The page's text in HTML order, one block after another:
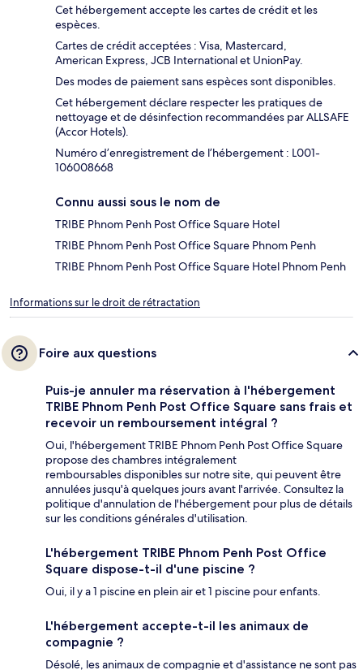
Cet hébergement accepte les cartes de crédit et les
espèces.
Cartes de crédit acceptées : Visa, Mastercard,
American Express, JCB International et UnionPay.
Des modes de paiement sans espèces sont disponibles.
Cet hébergement déclare respecter les pratiques de
nettoyage et de désinfection recommandées par ALLSAFE
(Accor Hotels).
Numéro d’enregistrement de l’hébergement : L001-
106008668
Connu aussi sous le nom de
TRIBE Phnom Penh Post Office Square Hotel
TRIBE Phnom Penh Post Office Square Phnom Penh
TRIBE Phnom Penh Post Office Square Hotel Phnom Penh
Informations sur le droit de rétractation
Foire aux questions
Puis-je annuler ma réservation à l'hébergement
TRIBE Phnom Penh Post Office Square sans frais et
recevoir un remboursement intégral ?
Oui, l'hébergement TRIBE Phnom Penh Post Office Square
propose des chambres intégralement
remboursables disponibles sur notre site, qui peuvent être
annulées jusqu'à quelques jours avant l'arrivée. Consultez la
politique d'annulation de l'hébergement pour plus de détails
sur les conditions générales d'utilisation.
L'hébergement TRIBE Phnom Penh Post Office
Square dispose-t-il d'une piscine ?
Oui, il y a 1 piscine en plein air et 1 piscine pour enfants.
L'hébergement accepte-t-il les animaux de
compagnie ?
Désolé, les animaux de compagnie et d'assistance ne sont pas